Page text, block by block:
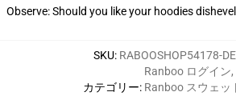
Observe: Should you like your hoodies
SKU: RABOOSHOP54178-
カテゴリー:
Ranboo ログイン,
Ranboo スウェッ